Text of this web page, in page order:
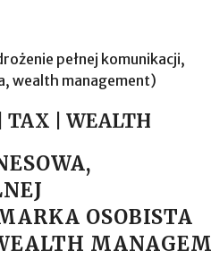
TAX | WEALTH
OSOBISTA